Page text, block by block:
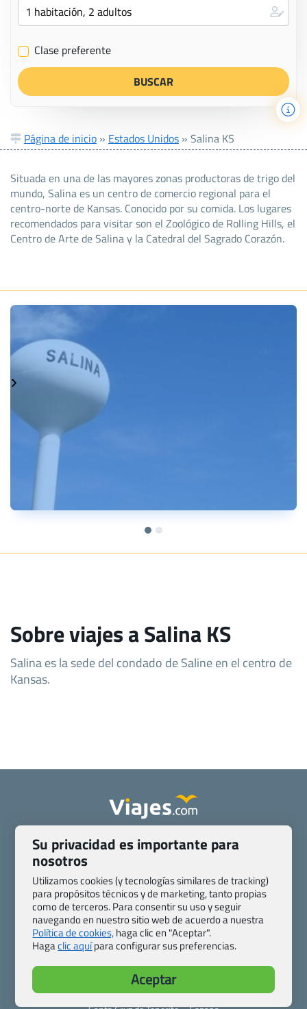
✔ Clase preferente
Página de inicio » Estados Unidos » Salina KS
Situada en una de las mayores zonas productoras de trigo del
mundo, Salina es un centro de comercio regional para el
centro-norte de Kansas. Conocido por su comida. Los lugares
recomendados para visitar son el Zoológico de Rolling Hills, el
Centro de Arte de Salina y la Catedral del Sagrado Corazón.
Sobre viajes a Salina KS
Salina es la sede del condado de Saline en el centro de
Kansas.
Quienes somos
Contacto
Pasaporte, Visado, Salud y otras disposiciones específicas
Blog de Viajes.com
Registro de agencias
Preguntas frecuentes
Condiciones generales
Política de privacidad y cookies
Transparencia
Todas las páginas – sitemap
Viajes.com
Last Minute Express S.L.U.
c/ Drago, CC HLS, Local 13
38660 Miraverde – Adeje
Su privacidad es importante para
nosotros
Utilizamos cookies (y tecnologías similares de tracking)
para propósitos técnicos y de marketing, tanto propias
como de terceros. Para consentir su uso y seguir
navegando en nuestro sitio web de acuerdo a nuestra
Política de cookies,haga clic en "Aceptar".
Hagaclic aquípara configurar sus preferencias.
Aceptar